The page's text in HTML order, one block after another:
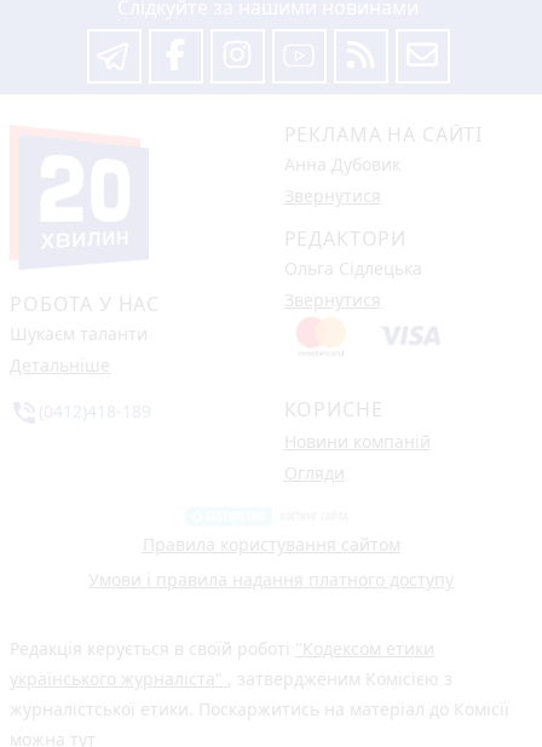
РОБОТА У НАС
Шукаєм таланти
Детальніше
РЕКЛАМА НА САЙТІ
Анна Дубовик
Звернутися
РЕДАКТОРИ
Ольга Сідлецька
Звернутися
КОРИСНЕ
Новини компаній
Огляди
Правила користування сайтом
Умови і правила надання платного доступу
Редакція керується в своїй роботі "Кодексом етики
українського журналіста" , затвердженим Комісією з
журналістської етики. Поскаржитись на матеріал до Комісії
можна тут